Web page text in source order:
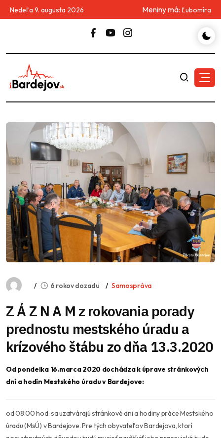
Nedeľa 9. augusta 2026 Meniny má: Ľubomíra
6 rokov dozadu Samospráva
Z Á Z N A M z rokovania porady
prednostu mestského úradu a
krízového štábu zo dňa 13.3.2020
Od pondelka 16.marca 2020 dochádza k úprave stránkových
dní a hodín Mestského úradu v Bardejove:
od 08.00 hod. sa uzatvárajú stránkové dni a hodiny práce Mestského
úradu (MsÚ) v Bardejove. Pre tých obyvateľov Bardejova, ktorí